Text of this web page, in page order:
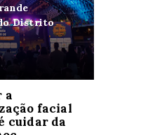
Distrito
a
facial
cuidar da